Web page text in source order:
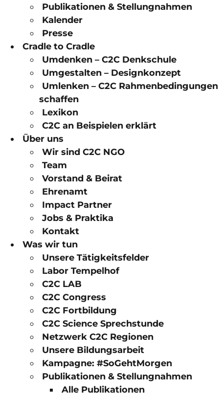
Publikationen & Stellungnahmen
Kalender
Presse
Cradle to Cradle
Umdenken – C2C Denkschule
Umgestalten – Designkonzept
Umlenken – C2C Rahmenbedingungen
schaffen
Lexikon
C2C an Beispielen erklärt
Über uns
Wir sind C2C NGO
Team
Vorstand & Beirat
Ehrenamt
Impact Partner
Jobs & Praktika
Kontakt
Was wir tun
Unsere Tätigkeitsfelder
Labor Tempelhof
C2C LAB
C2C Congress
C2C Fortbildung
C2C Science Sprechstunde
Netzwerk C2C Regionen
Unsere Bildungsarbeit
Kampagne: #SoGehtMorgen
Publikationen & Stellungnahmen
Alle Publikationen